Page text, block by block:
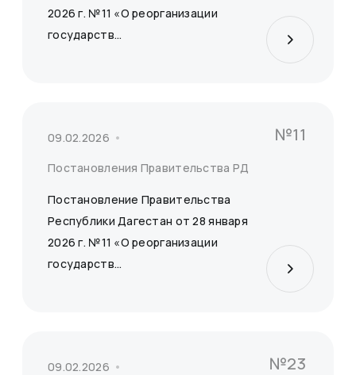
2026 г. №11 «О реорганизации
государств...
09.02.2026
Постановления Правительства РД
№11
Постановление Правительства
Республики Дагестан от 28 января
2026 г. №11 «О реорганизации
государств...
09.02.2026
№23